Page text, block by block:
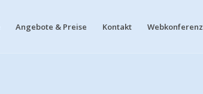
Angebote & Preise Kontakt Webkonferenz